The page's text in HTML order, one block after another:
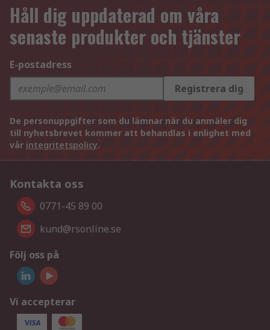
Håll dig uppdaterad om våra
senaste produkter och tjänster
E-postadress
Registrera dig
De personuppgifter som du lämnar när du anmäler dig
till nyhetsbrevet kommer att behandlas i enlighet med
vår integritetspolicy.
Kontakta oss
0771-45 89 00
kund@rsonline.se
Följ oss på
Vi accepterar